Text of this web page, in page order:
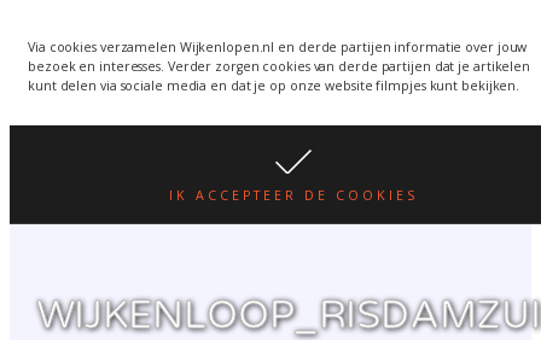
Via cookies verzamelen Wijkenlopen.nl en derde partijen informatie over jouw
bezoek en interesses. Verder zorgen cookies van derde partijen dat je artikelen
kunt delen via sociale media en dat je op onze website filmpjes kunt bekijken.
IK ACCEPTEER DE COOKIES
wordt een week verplaatst
i.v.m. warmte.lees hier
WIJKENLOPEN.NL